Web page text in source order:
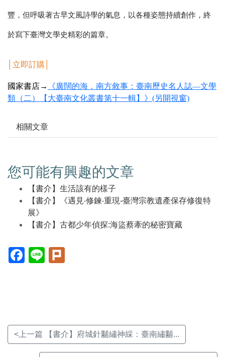
豐，但呼吸著古早文風詩學的氣息，以各種姿態持續創作，終
於寫下臺灣文學史精彩的篇章。
立即訂購
國家書店→
《廣闊的海．南方敘事：臺南歷史名人誌—文學
類（二）【大臺南文化叢書第十一輯】》(另開視窗)
相關文章
您可能有興趣的文章
【書介】生活該有的樣子
【書介】《遇見‧修鍊‧重現-臺灣宗教遺產保存修復特
展》
【書介】古都少年偵探:海盜蔡牽的秘密寶藏
Facebook(另
開
Line(另
開
<上一篇 【書介】府城針黼繡神綵：臺南繡黼...